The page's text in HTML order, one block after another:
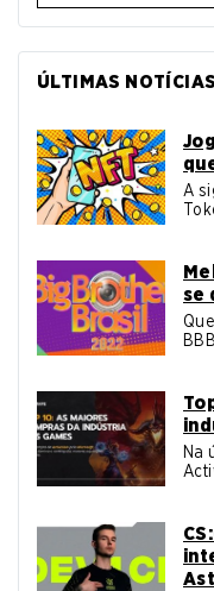
ÚLTIMAS NOTÍCIAS
A
se
Na